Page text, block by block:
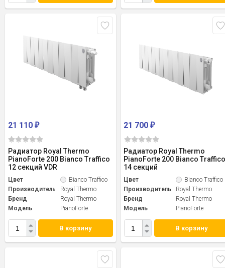
21 110 ₽
Радиатор Royal Thermo
PianoForte 200 Bianco Traffico
12 секций VDR
Цвет
Bianco Traffico
Производитель
Royal Thermo
Бренд
Royal Thermo
Модель
PianoForte
В корзину
21 700₽
Радиатор Royal Thermo
PianoForte 200 Bianco
14 секций
Цвет
Bianco Traffico
Производитель
Royal Thermo
Бренд
Royal Thermo
Модель
PianoForte
В корзину